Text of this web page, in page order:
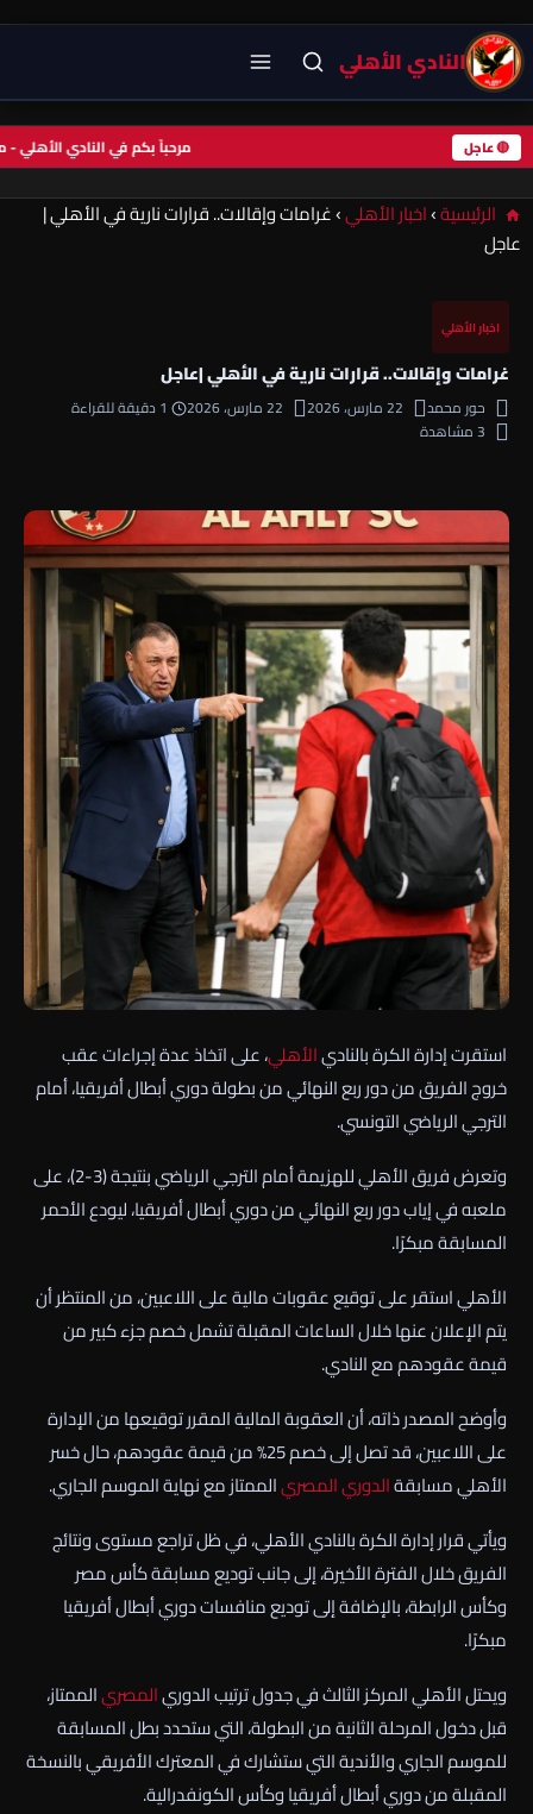
النادي الأهلي
🔴 عاجل مرحباً بكم في النادي
الرئيسية›اخبار الأهلي›غرامات وإقالات.. قرارات نارية في الأهلي |
عاجل
اخبار الأهلي
غرامات وإقالات.. قرارات نارية في الأهلي |عاجل
حور محمد 22 مارس، 2026 22 مارس، 2026
1 دقيقة للقراءة
3 مشاهدة
استقرت إدارة الكرة بالناديالأهلي، على اتخاذ عدة إجراءات عقب
خروج الفريق من دور ربع النهائي من بطولة دوري أبطال أفريقيا، أمام
الترجي الرياضي التونسي.
وتعرض فريق الأهلي للهزيمة أمام الترجي الرياضي بنتيجة (3-2)، على
ملعبه في إياب دور ربع النهائي من دوري أبطال أفريقيا، ليودع الأحمر
المسابقة مبكرًا.
الأهلي استقر على توقيع عقوبات مالية على اللاعبين، من المنتظر أن
يتم الإعلان عنها خلال الساعات المقبلة تشمل خصم جزء كبير من
قيمة عقودهم مع النادي.
وأوضح المصدر ذاته، أن العقوبة المالية المقرر توقيعها من الإدارة
على اللاعبين، قد تصل إلى خصم 25% من قيمة عقودهم، حال خسر
الأهلي مسابقةالدوري المصريالممتاز مع نهاية الموسم الجاري.
ويأتي قرار إدارة الكرة بالنادي الأهلي، في ظل تراجع مستوى ونتائج
الفريق خلال الفترة الأخيرة، إلى جانب توديع مسابقة كأس مصر
وكأس الرابطة، بالإضافة إلى توديع منافسات دوري أبطال أفريقيا
مبكرًا.
ويحتل الأهلي المركز الثالث في جدول ترتيب الدوريالمصريالممتاز،
قبل دخول المرحلة الثانية من البطولة، التي ستحدد بطل المسابقة
للموسم الجاري والأندية التي ستشارك في المعترك الأفريقي بالنسخة
المقبلة من دوري أبطال أفريقيا وكأس الكونفدرالية.